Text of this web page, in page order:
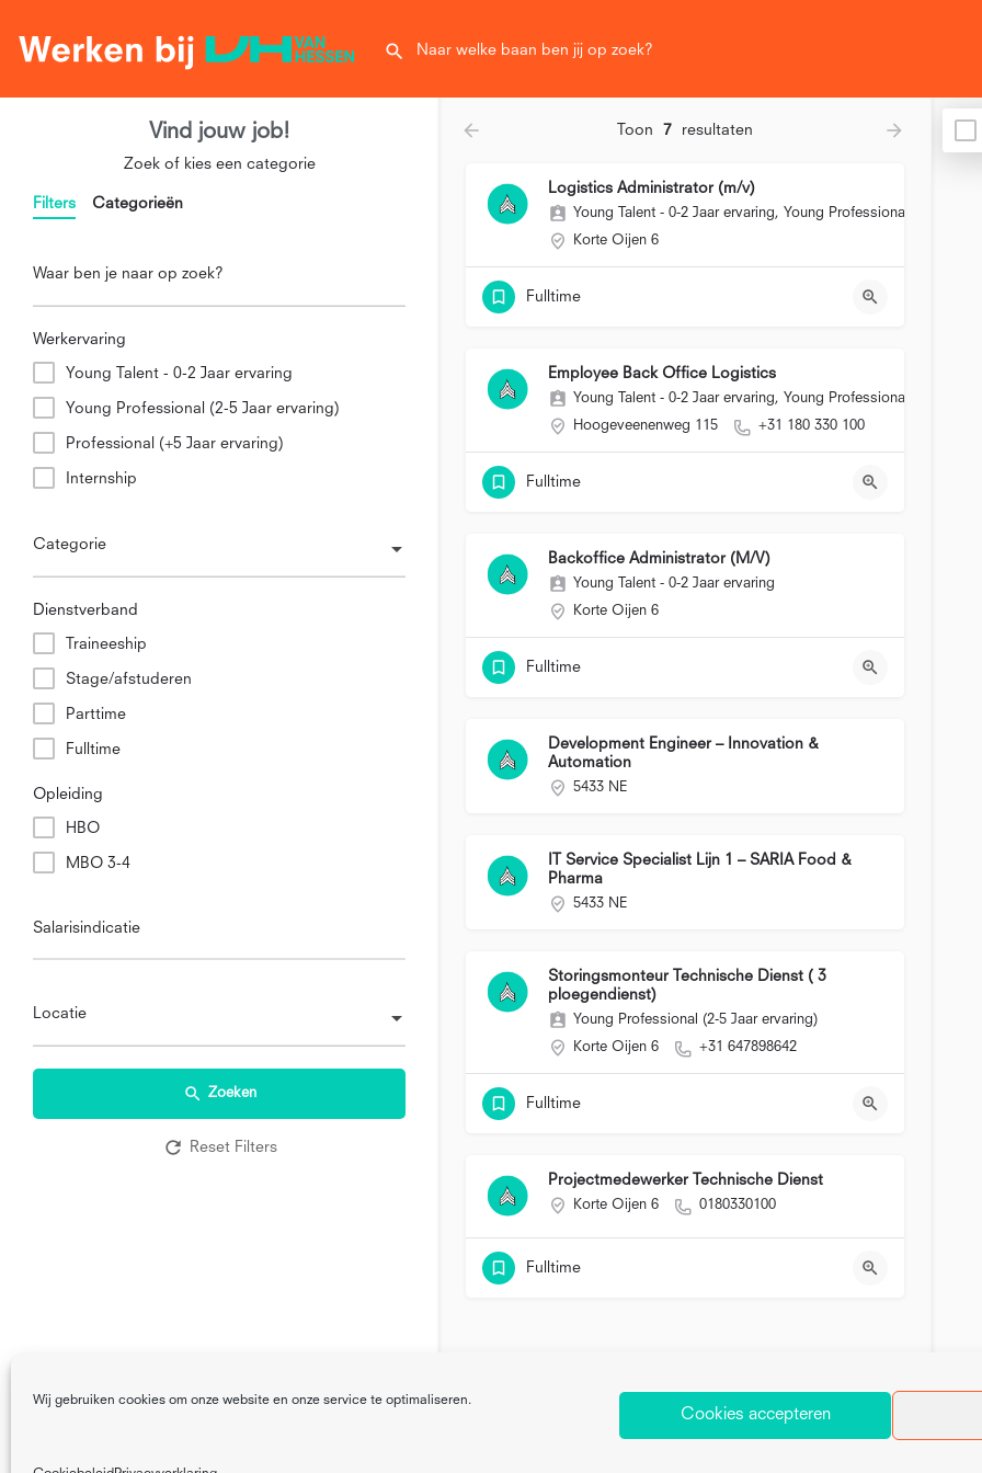
Wij gebruiken cookies om onze website en onze service te optimaliseren.
Cookies accepteren
Vind jouw job!
Zoek of kies een categorie
Filters Categorieën
Waar ben je naar op zoek?
Werkervaring
Young Talent - 0-2 Jaar ervaring
Young Professional (2-5 Jaar ervaring)
Professional (+5 Jaar ervaring)
Internship
Categorie
Dienstverband
Traineeship
Stage/afstuderen
Parttime
Fulltime
Opleiding
HBO
MBO 3-4
Salarisindicatie
Locatie
Zoeken
Reset Filters
Toon 7 resultaten
Logistics Administrator (m/v)
Young Talent - 0-2 Jaar ervaring, Young Professional (2-5 Jaar
Korte Oijen 6
Fulltime
Employee Back Office Logistics
Young Talent - 0-2 Jaar ervaring, Young Professional (2-5 Jaar
Hoogeveenenweg 115
+31 180 330 100
Fulltime
Backoffice Administrator (M/V)
Young Talent - 0-2 Jaar ervaring
Korte Oijen 6
Fulltime
Development Engineer – Innovation &
Automation
5433 NE
IT Service Specialist Lijn 1 – SARIA Food &
Pharma
5433 NE
Storingsmonteur Technische Dienst ( 3
ploegendienst)
Young Professional (2-5 Jaar ervaring)
Korte Oijen 6
+31 647898642
Fulltime
Projectmedewerker Technische Dienst
Korte Oijen 6 0180330100
Fulltime